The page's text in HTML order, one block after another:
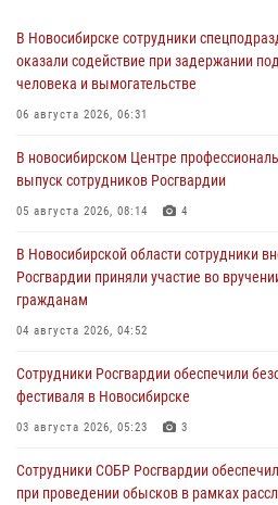
В Новосибирске сотрудники
оказали содействие при задержании
человека и вымогательстве
06 августа 2026, 06:31
В новосибирском Центре
выпуск сотрудников Росгвардии
05 августа 2026, 08:14 4
В Новосибирской области сотрудники
Росгвардии приняли участие во
гражданам
04 августа 2026, 04:52
Сотрудники Росгвардии обеспечили
фестиваля в Новосибирске
03 августа 2026, 05:23 3
Сотрудники СОБР Росгвардии
при проведении обысков в рамках